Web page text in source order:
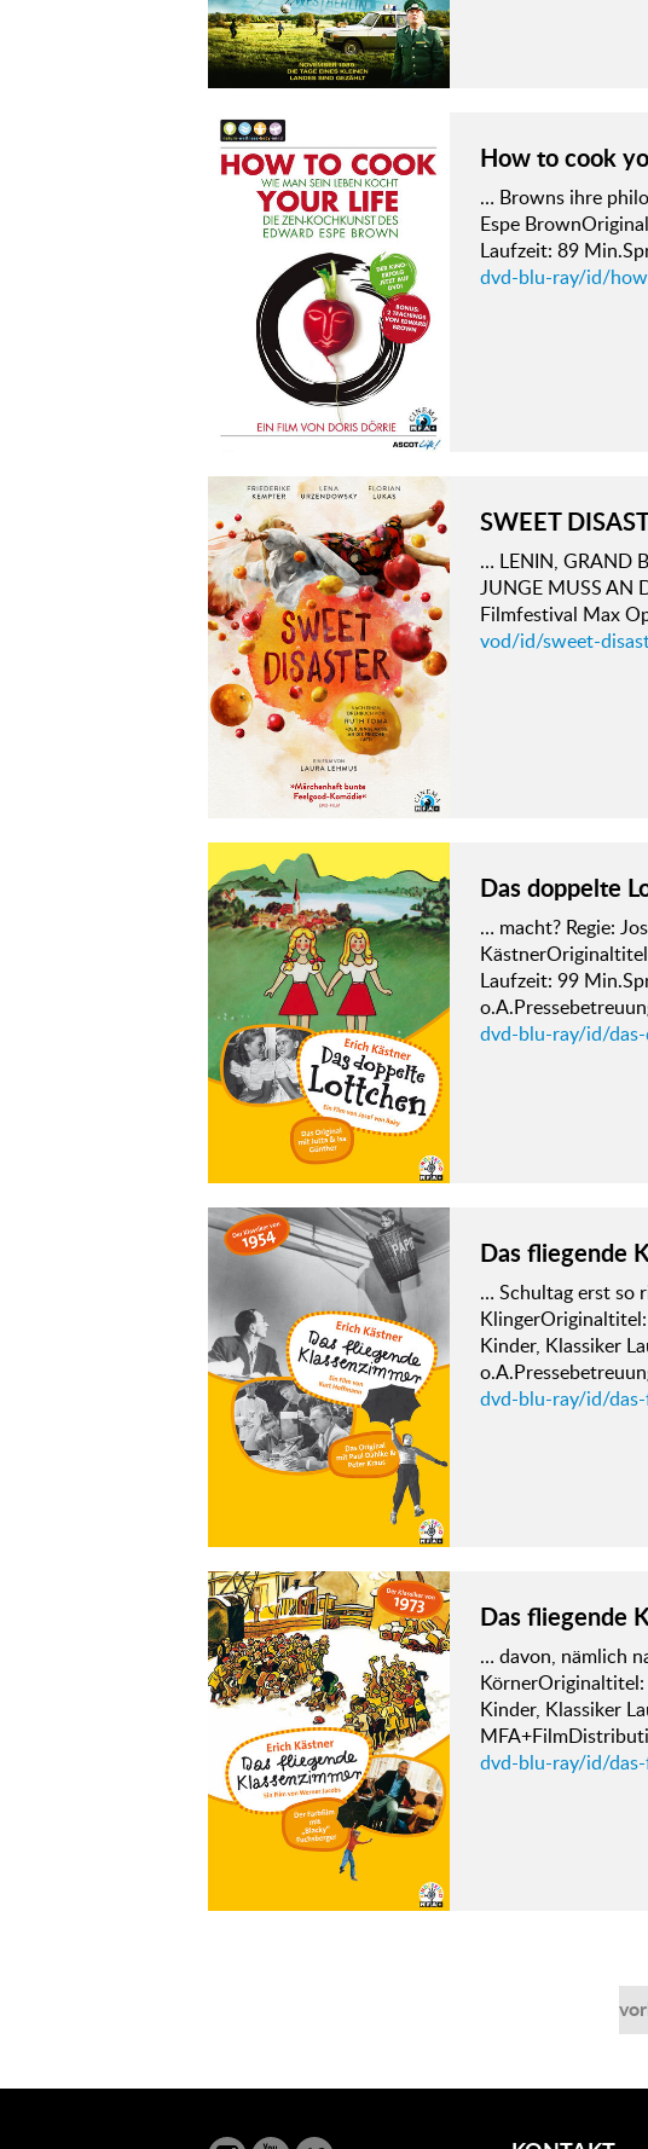
How to cook
… Browns ihre
Espe
Laufzeit: 89
dvd-blu-ray/id/
SWEET
… LENIN, GRAND
JUNGE MUSS AN
Filmfestival Max
vod/id/sweet-
Das doppelte
… macht? Regie:
Laufzeit: 99
dvd-blu-ray/id/
Das fliegende
… Schultag erst so
KlingerOriginaltitel:
Kinder, Klassiker
dvd-blu-ray/id/
Das fliegende
… davon, nämlich
KörnerOriginaltitel:
Kinder, Klassiker
dvd-blu-ray/id/